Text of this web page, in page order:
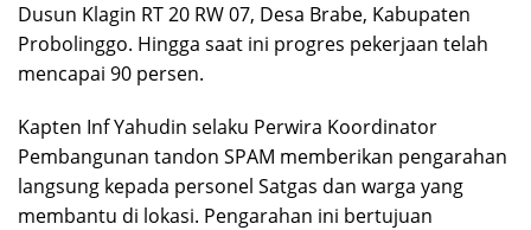
Dusun Klagin RT 20 RW 07, Desa Brabe, Kabupaten
Probolinggo. Hingga saat ini progres pekerjaan telah
mencapai 90 persen.
Kapten Inf Yahudin selaku Perwira Koordinator
Pembangunan tandon SPAM memberikan pengarahan
langsung kepada personel Satgas dan warga yang
membantu di lokasi. Pengarahan ini bertujuan